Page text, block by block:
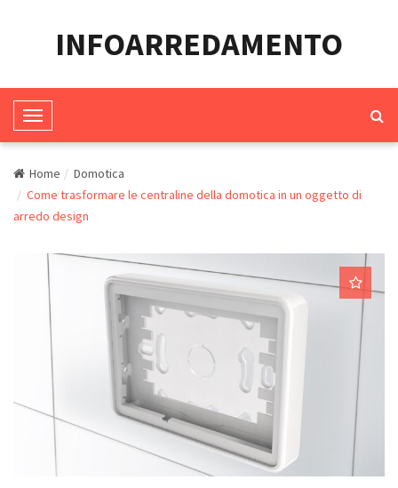
INFOARREDAMENTO
T
o
g
g
l
t
Home
Domotica
Come trasformare le centraline della domotica in un oggetto di
arredo design